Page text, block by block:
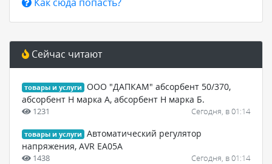
Сейчас читают
товары и услуги
ООО "ДАПКАМ" абсорбент 50/370,
абсорбент Н марка А, абсорбент Н марка Б.
1231 Сегодня, в 01:14
товары и услуги
Автоматический регулятор
напряжения, AVR EA05A
1438 Сегодня, в 01:14